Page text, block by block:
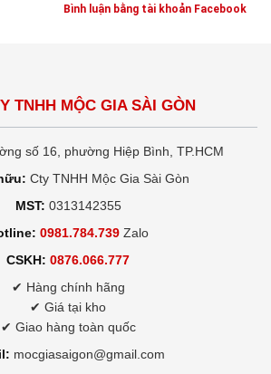
Bình luận bằng tài khoản Facebook
TNHH MỘC GIA SÀI GÒN
số 16, phường Hiệp Bình, TP.HCM
Cty TNHH Mộc Gia Sài Gòn
MST: 0313142355
0981.784.739 Zalo
CSKH: 0876.066.777
✔ Hàng chính hãng
✔ Giá tại kho
✔ Giao hàng toàn quốc
mocgiasaigon@gmail.com